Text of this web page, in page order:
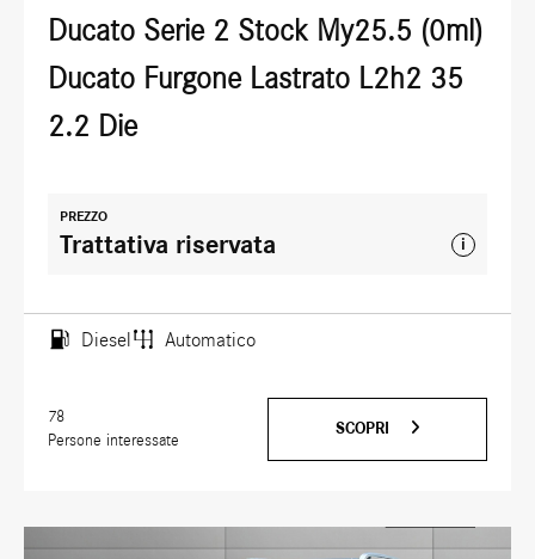
Ducato Serie 2 Stock My25.5 (0ml)
Ducato Furgone Lastrato L2h2 35
2.2 Die
PREZZO
Trattativa riservata i
Diesel Automatico
78
Persone interessate
SCOPRI